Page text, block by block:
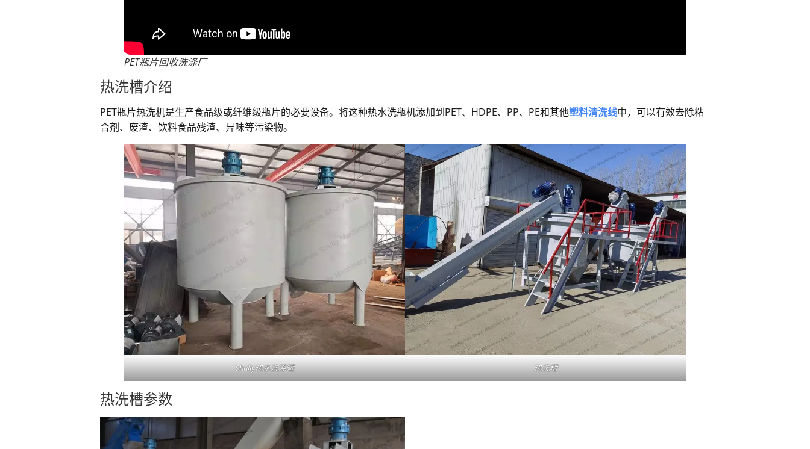
PET瓶片回收洗涤厂
热洗槽介绍
PET瓶片热洗机是生产食品级或纤维级瓶片的必要设备。将这种热水洗瓶机添加到PET、HDPE、PP、PE和其他塑料清洗线中，可以有效去除粘
合剂、废渣、饮料食品残渣、异味等污染物。
Shuliy热水洗涤罐 热洗槽
热洗槽参数